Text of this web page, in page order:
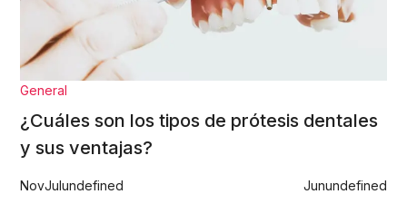
General
¿Cuáles son los tipos de prótesis dentales
y sus ventajas?
NovJulundefined Junundefined